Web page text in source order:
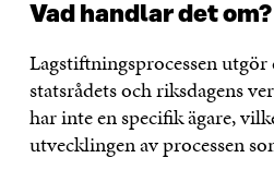
Vad handlar det om?
Lagstiftningsprocessen utgör
statsrådets och riksdagens
har inte en specifik ägare,
utvecklingen av processen